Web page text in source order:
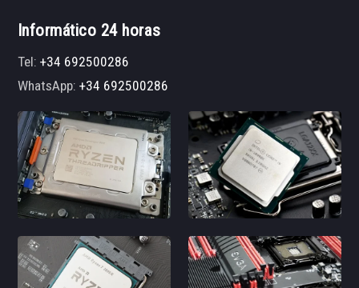
Informático 24 horas
Tel:+34 692500286
WhatsApp:+34 692500286